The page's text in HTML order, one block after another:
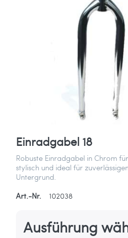
Einradgabel 18
Robuste Einradgabel in Chrom
stylisch und ideal für
Untergrund.
Art.-Nr.
102038
Ausführung